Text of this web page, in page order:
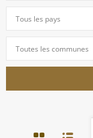
Tous les pays
Toutes les communes